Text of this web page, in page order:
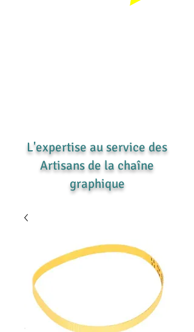
L'expertise au service des
Artisans de la chaîne
graphique